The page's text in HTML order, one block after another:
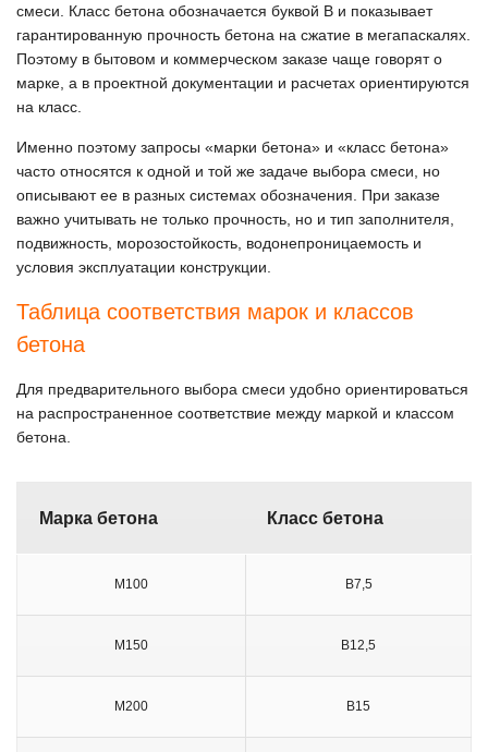
смеси. Класс бетона обозначается буквой В и показывает
гарантированную прочность бетона на сжатие в мегапаскалях.
Поэтому в бытовом и коммерческом заказе чаще говорят о
марке, а в проектной документации и расчетах ориентируются
на класс.
Именно поэтому запросы «марки бетона» и «класс бетона»
часто относятся к одной и той же задаче выбора смеси, но
описывают ее в разных системах обозначения. При заказе
важно учитывать не только прочность, но и тип заполнителя,
подвижность, морозостойкость, водонепроницаемость и
условия эксплуатации конструкции.
Таблица соответствия марок и классов
бетона
Для предварительного выбора смеси удобно ориентироваться
на распространенное соответствие между маркой и классом
бетона.
Марка бетона Класс бетона
М100 B7,5
М150 B12,5
М200 B15